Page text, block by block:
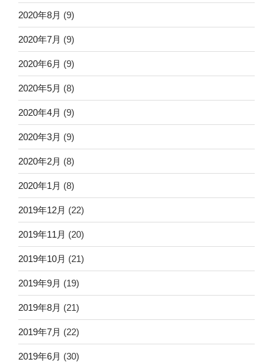
2020年8月 (9)
2020年7月 (9)
2020年6月 (9)
2020年5月 (8)
2020年4月 (9)
2020年3月 (9)
2020年2月 (8)
2020年1月 (8)
2019年12月 (22)
2019年11月 (20)
2019年10月 (21)
2019年9月 (19)
2019年8月 (21)
2019年7月 (22)
2019年6月 (30)